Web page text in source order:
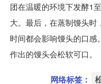
团在温暖的环境下发酵1
大。最后，在蒸制馒头
时间都会影响馒头的口
作出的馒头会松软可口。
网络标签：